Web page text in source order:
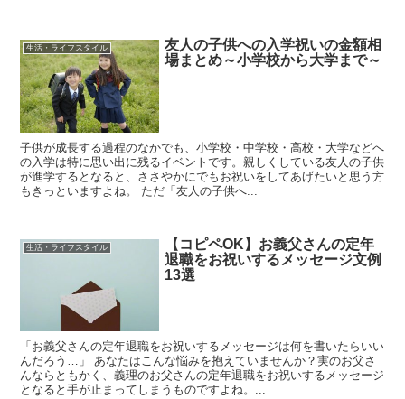
生活・ライフスタイル
友人の子供への入学祝いの金額相
場まとめ～小学校から大学まで～
子供が成長する過程のなかでも、小学校・中学校・高校・大学などへ
の入学は特に思い出に残るイベントです。親しくしている友人の子供
が進学するとなると、ささやかにでもお祝いをしてあげたいと思う方
もきっといますよね。 ただ「友人の子供へ...
生活・ライフスタイル
【コピペOK】お義父さんの定年
退職をお祝いするメッセージ文例
13選
「お義父さんの定年退職をお祝いするメッセージは何を書いたらいい
んだろう…」 あなたはこんな悩みを抱えていませんか？実のお父さ
んならともかく、義理のお父さんの定年退職をお祝いするメッセージ
となると手が止まってしまうものですよね。...